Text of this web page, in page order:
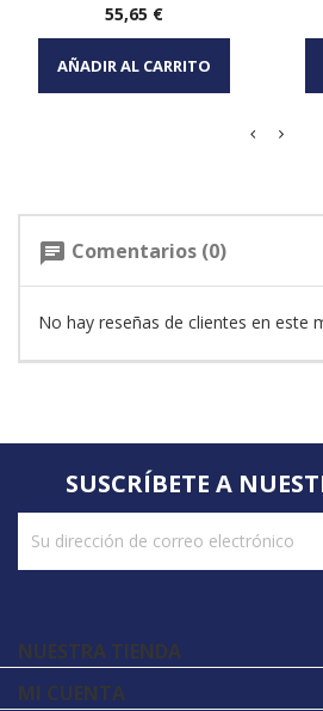
Precio
55,65 €
AÑADIR AL CARRITO
chat Comentarios (0)
No hay reseñas de clientes en este
SUSCRÍBETE A
NUESTRA TIENDA
MI CUENTA